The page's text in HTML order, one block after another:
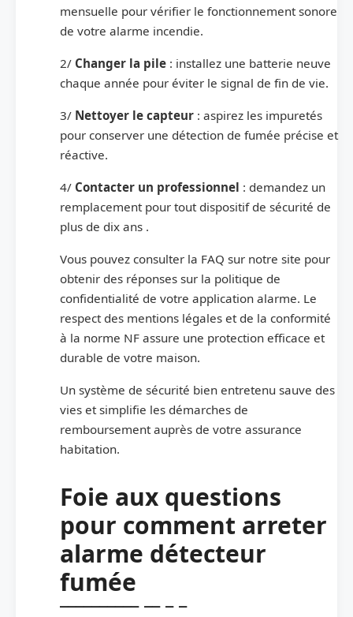
mensuelle pour vérifier le fonctionnement sonore
de votre alarme incendie.
2/ Changer la pile : installez une batterie neuve
chaque année pour éviter le signal de fin de vie.
3/ Nettoyer le capteur : aspirez les impuretés
pour conserver une détection de fumée précise et
réactive.
4/ Contacter un professionnel : demandez un
remplacement pour tout dispositif de sécurité de
plus de dix ans .
Vous pouvez consulter la FAQ sur notre site pour
obtenir des réponses sur la politique de
confidentialité de votre application alarme. Le
respect des mentions légales et de la conformité
à la norme NF assure une protection efficace et
durable de votre maison.
Un système de sécurité bien entretenu sauve des
vies et simplifie les démarches de
remboursement auprès de votre assurance
habitation.
Foie aux questions
pour comment arreter
alarme détecteur
fumée